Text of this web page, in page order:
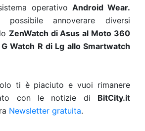
operativo Android Wear.
annoverare diversi
ZenWatch di Asus al Moto 360
Watch R di Lg allo Smartwatch
ti è piaciuto e vuoi rimanere
con le notizie di BitCity.it
Newsletter gratuita.